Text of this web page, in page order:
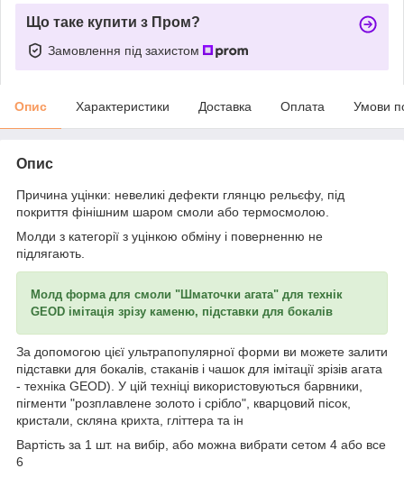
Що таке купити з Пром?
Замовлення під захистом
Опис Характеристики Доставка Оплата Умови
Опис
Причина уцінки: невеликі дефекти глянцю рельєфу, під
покриття фінішним шаром смоли або термосмолою.
Молди з категорії з уцінкою обміну і поверненню не
підлягають.
Молд форма для смоли "Шматочки агата" для технік
GEOD імітація зрізу каменю, підставки для бокалів
За допомогою цієї ультрапопулярної форми ви можете залити
підставки для бокалів, стаканів і чашок для імітації зрізів агата
- техніка GEOD). У цій техніці використовуються барвники,
пігменти "розплавлене золото і срібло", кварцовий пісок,
кристали, скляна крихта, гліттера та ін
Вартість за 1 шт. на вибір, або можна вибрати сетом 4 або все
6